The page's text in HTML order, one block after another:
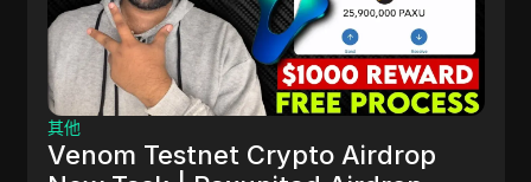
$KRAIN 空投更新，mises 瀏